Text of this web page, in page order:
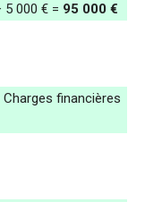
5 000 € = 95 000 €
financières